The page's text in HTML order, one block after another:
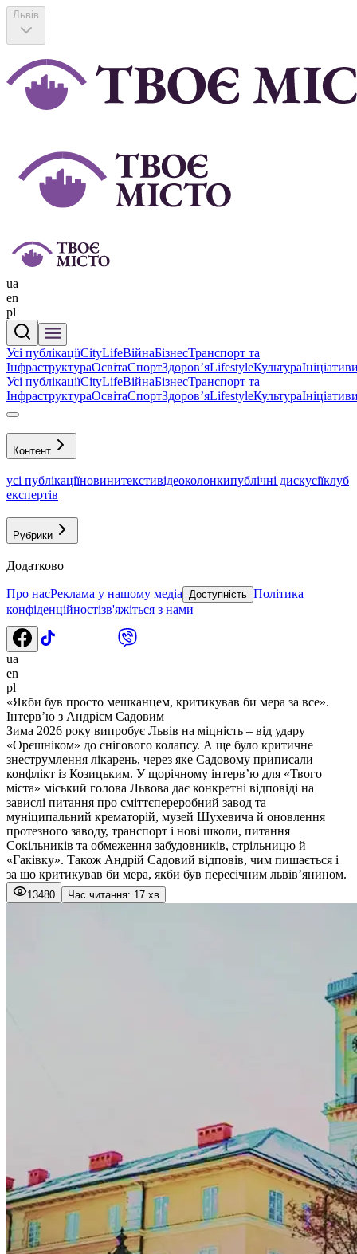
Львів
ua
en
pl
Усі публікаціїCityLifeВійнаБізнесТранспорт та
ІнфраструктураОсвітаСпортЗдоровʼяLifestyleКультура
Усі публікаціїCityLifeВійнаБізнесТранспорт та
ІнфраструктураОсвітаСпортЗдоровʼяLifestyleКультура
Контент
усі публікаціїновинитекстивідеоколонкипублічні дискусіїклуб
експертів
Рубрики
Додатково
Про насРеклама у нашому медіа Доступність Політика
конфіденційностізв'яжіться з нами
ua
en
pl
«Якби був просто мешканцем, критикував би мера за все».
Інтерв’ю з Андрієм Садовим
Зима 2026 року випробує Львів на міцність – від удару
«Орєшніком» до снігового колапсу. А ще було критичне
знеструмлення лікарень, через яке Садовому приписали
конфлікт із Козицьким. У щорічному інтерв’ю для «Твого
міста» міський голова Львова дає конкретні відповіді на
завислі питання про сміттєпереробний завод та
муніципальний крематорій, музей Шухевича й оновлення
протезного заводу, транспорт і нові школи, питання
Сокільників та обмеження забудовників, стрільницю й
«Гаківку». Також Андрій Садовий відповів, чим пишається і
за що критикував би мера, якби був пересічним львів’янином.
13480 Час читання: 17 хв